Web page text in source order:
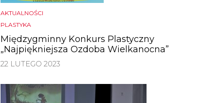
AKTUALNOŚCI
PLASTYKA
Międzygminny Konkurs Plastyczny
„Najpiękniejsza Ozdoba Wielkanocna”
22 LUTEGO 2023